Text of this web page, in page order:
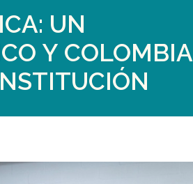
UN
Y COLOMBIA